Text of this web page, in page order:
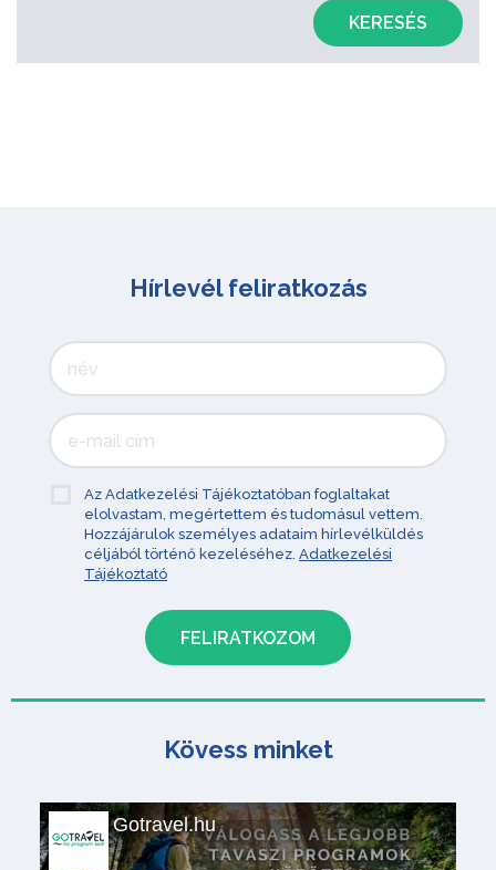
KERESÉS
Hírlevél feliratkozás
Az Adatkezelési Tájékoztatóban foglaltakat
elolvastam, megértettem és tudomásul vettem.
Hozzájárulok személyes adataim hírlevélküldés
céljából történő kezeléséhez. Adatkezelési
Tájékoztató
Kövess minket
Gotravel.hu